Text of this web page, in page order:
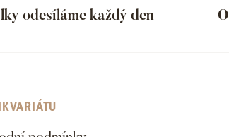
odesíláme každý den